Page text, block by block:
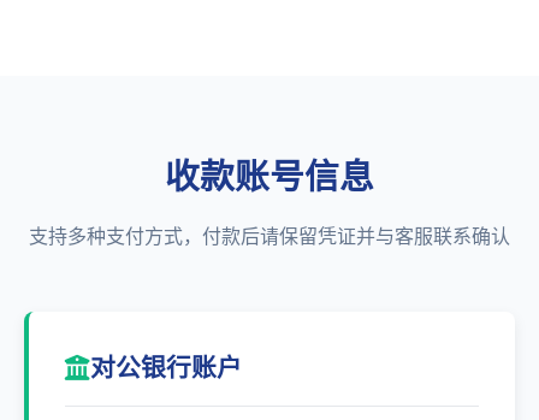
收款账号信息
支持多种支付方式，付款后请保留凭证并与客服联系确认
对公银行账户